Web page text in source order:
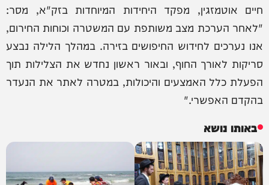
חיים אוטמזגין, מפקד היחידות המיוחדות בזק"א, מסר:
"לאחר הערכת מצב משותפת עם המשטרה וכוחות החירום,
אנו נערכים לחידוש החיפושים בזירה. במהלך הלילה נבצע
סריקות לאורך החוף, ובאור ראשון נחדש את הצלילות תוך
הפעלת כלל האמצעים והיכולות, במטרה לאתר את הנעדר
בהקדם האפשרי."
באותו נושא